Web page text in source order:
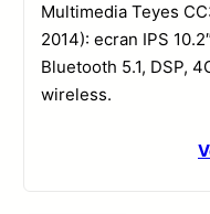
Multimedia Teyes
2014): ecran IPS
Bluetooth 5.1, DSP,
wireless.